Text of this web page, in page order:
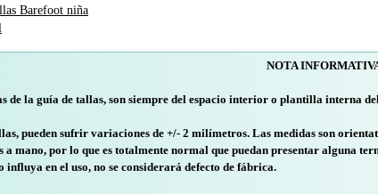
Barefoot niña
NOTA
de la guía de tallas, son siempre del espacio interior o plantilla interna
pueden sufrir variaciones de +/- 2 milímetros. Las medidas son
a mano, por lo que es totalmente normal que puedan presentar alguna
influya en el uso, no se considerará defecto de fábrica.